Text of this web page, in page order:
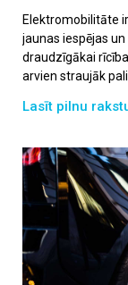
Elektromobilitāte
jaunas iespējas
draudzīgākai
arvien straujāk
Lasīt pilnu